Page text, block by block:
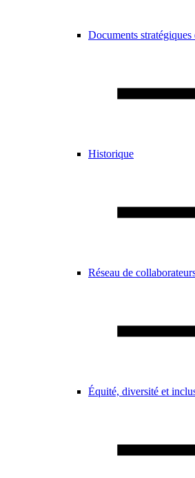
Documents
Historique
Réseau de
Équité, diversité et